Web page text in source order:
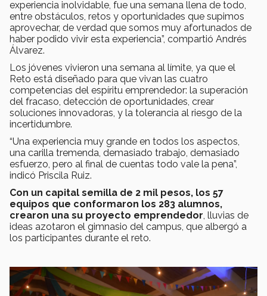
experiencia inolvidable, fue una semana llena de todo,
entre obstáculos, retos y oportunidades que supimos
aprovechar, de verdad que somos muy afortunados de
haber podido vivir esta experiencia”, compartió Andrés
Álvarez.
Los jóvenes vivieron una semana al límite, ya que el
Reto está diseñado para que vivan las cuatro
competencias del espíritu emprendedor: la superación
del fracaso, detección de oportunidades, crear
soluciones innovadoras, y la tolerancia al riesgo de la
incertidumbre.
“Una experiencia muy grande en todos los aspectos,
una carilla tremenda, demasiado trabajo, demasiado
esfuerzo, pero al final de cuentas todo vale la pena”,
indicó Priscila Ruiz.
Con un capital semilla de 2 mil pesos, los 57
equipos que conformaron los 283 alumnos,
crearon una su proyecto emprendedor, lluvias de
ideas azotaron el gimnasio del campus, que albergó a
los participantes durante el reto.